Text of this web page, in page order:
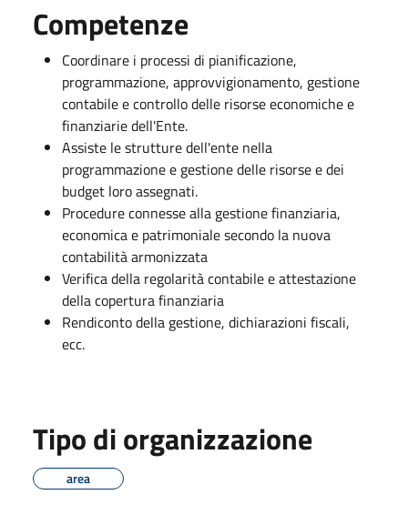
Competenze
Coordinare i processi di pianificazione,
programmazione, approvvigionamento, gestione
contabile e controllo delle risorse economiche e
finanziarie dell'Ente.
Assiste le strutture dell'ente nella
programmazione e gestione delle risorse e dei
budget loro assegnati.
Procedure connesse alla gestione finanziaria,
economica e patrimoniale secondo la nuova
contabilità armonizzata
Verifica della regolarità contabile e attestazione
della copertura finanziaria
Rendiconto della gestione, dichiarazioni fiscali,
ecc.
Tipo di organizzazione
area